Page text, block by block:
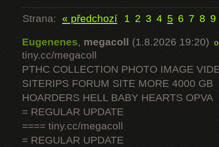
Strana: « předchozí 1 2 3 4 5 6 7 8 9
Eugenenes, megacoll (1.8.2026 19:20)
tiny.cc/megacoll
PTHC COLLECTION PHOTO IMAGE
SITERIPS FORUM SITE MORE 4000 GB
HOARDERS HELL BABY HEARTS OPVA
= REGULAR UPDATE
==== tiny.cc/megacoll
= REGULAR UPDATE